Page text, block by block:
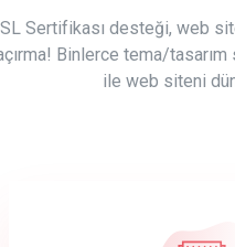
Sertifikası desteği, web
Binlerce tema/
ile web siteni